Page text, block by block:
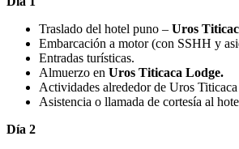
Traslado del hotel puno – Uros
Embarcación a motor (con SSHH y
Entradas turísticas.
Almuerzo en Uros Titicaca Lodge.
Actividades alrededor de Uros
Asistencia o llamada de cortesía al
Día 2